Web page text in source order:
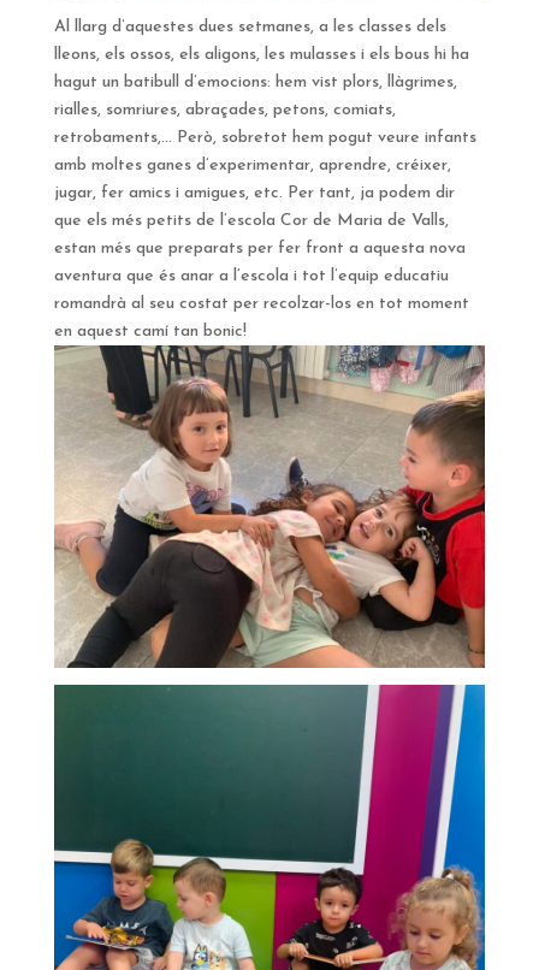
Al llarg d’aquestes dues setmanes, a les classes dels
lleons, els ossos, els aligons, les mulasses i els bous hi ha
hagut un batibull d’emocions: hem vist plors, llàgrimes,
rialles, somriures, abraçades, petons, comiats,
retrobaments,… Però, sobretot hem pogut veure infants
amb moltes ganes d’experimentar, aprendre, créixer,
jugar, fer amics i amigues, etc. Per tant, ja podem dir
que els més petits de l’escola Cor de Maria de Valls,
estan més que preparats per fer front a aquesta nova
aventura que és anar a l’escola i tot l’equip educatiu
romandrà al seu costat per recolzar-los en tot moment
en aquest camí tan bonic!